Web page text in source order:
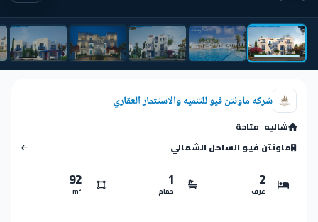
شركه ماونتن فيو للتنميه والاستثمار العقاري
شاليه متاحة
ماونتن فيو الساحل الشمالي
2
غرف
1
حمام
92
m²